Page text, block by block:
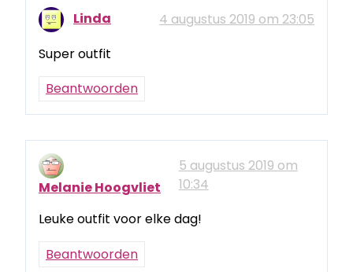
Linda
4 augustus 2019 om 23:05
Super outfit
Beantwoorden
Melanie Hoogvliet
5 augustus 2019 om
10:34
Leuke outfit voor elke dag!
Beantwoorden